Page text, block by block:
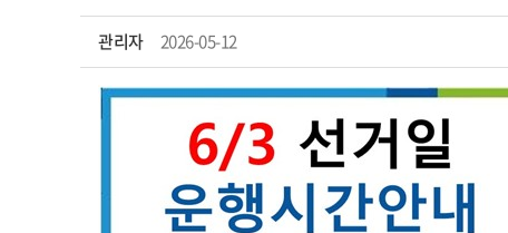
관리자 2026-05-12